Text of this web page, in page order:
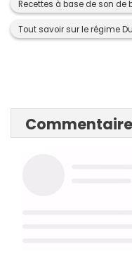
Recettes à base de son de
Tout savoir sur le régime